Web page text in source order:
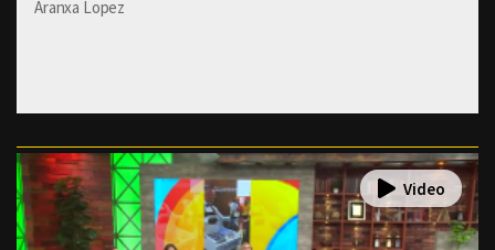
Aranxa Lopez